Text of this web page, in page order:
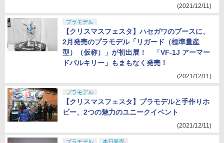
(2021/12/11)
プラモデル
【クリスマスフェスタ】ハセガワのブースに、
2月発売のプラモデル「リガード（標準量産
型）（仮称）」が初出展！ 「VF-1J アーマー
ドバルキリー」もまもなく発売！
(2021/12/11)
プラモデル
【クリスマスフェスタ】プラモデルと手作りホ
ビー、2つの魅力のユニークイベント
(2021/12/11)
プラモデル 本日発売